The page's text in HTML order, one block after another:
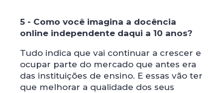
5 - Como você imagina a docência
online independente daqui a 10 anos?
Tudo indica que vai continuar a crescer e
ocupar parte do mercado que antes era
das instituições de ensino. E essas vão ter
que melhorar a qualidade dos seus